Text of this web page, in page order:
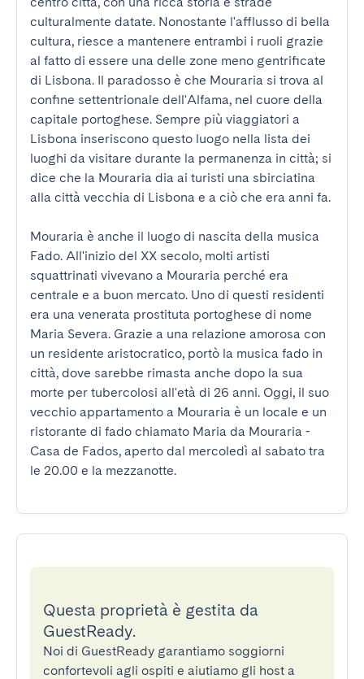
culturalmente datate. Nonostante l'afflusso di bella
cultura, riesce a mantenere entrambi i ruoli grazie
al fatto di essere una delle zone meno gentrificate
di Lisbona. Il paradosso è che Mouraria si trova al
confine settentrionale dell'Alfama, nel cuore della
capitale portoghese. Sempre più viaggiatori a
Lisbona inseriscono questo luogo nella lista dei
luoghi da visitare durante la permanenza in città; si
dice che la Mouraria dia ai turisti una sbirciatina
alla città vecchia di Lisbona e a ciò che era anni fa.
Mouraria è anche il luogo di nascita della musica
Fado. All'inizio del XX secolo, molti artisti
squattrinati vivevano a Mouraria perché era
centrale e a buon mercato. Uno di questi residenti
era una venerata prostituta portoghese di nome
Maria Severa. Grazie a una relazione amorosa con
un residente aristocratico, portò la musica fado in
città, dove sarebbe rimasta anche dopo la sua
morte per tubercolosi all'età di 26 anni. Oggi, il suo
vecchio appartamento a Mouraria è un locale e un
ristorante di fado chiamato Maria da Mouraria -
Casa de Fados, aperto dal mercoledì al sabato tra
le 20.00 e la mezzanotte.
Questa proprietà è gestita da
GuestReady.
Noi di GuestReady garantiamo soggiorni
confortevoli agli ospiti e aiutiamo gli host a